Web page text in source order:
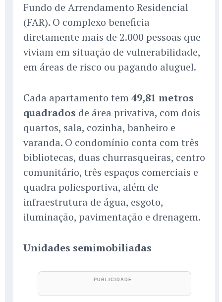
Fundo de Arrendamento Residencial
(FAR). O complexo beneficia
diretamente mais de 2.000 pessoas que
viviam em situação de vulnerabilidade,
em áreas de risco ou pagando aluguel.
Cada apartamento tem49,81 metros
quadrados de área privativa, com dois
quartos, sala, cozinha, banheiro e
varanda. O condomínio conta com três
bibliotecas, duas churrasqueiras, centro
comunitário, três espaços comerciais e
quadra poliesportiva, além de
infraestrutura de água, esgoto,
iluminação, pavimentação e drenagem.
Unidades semimobiliadas